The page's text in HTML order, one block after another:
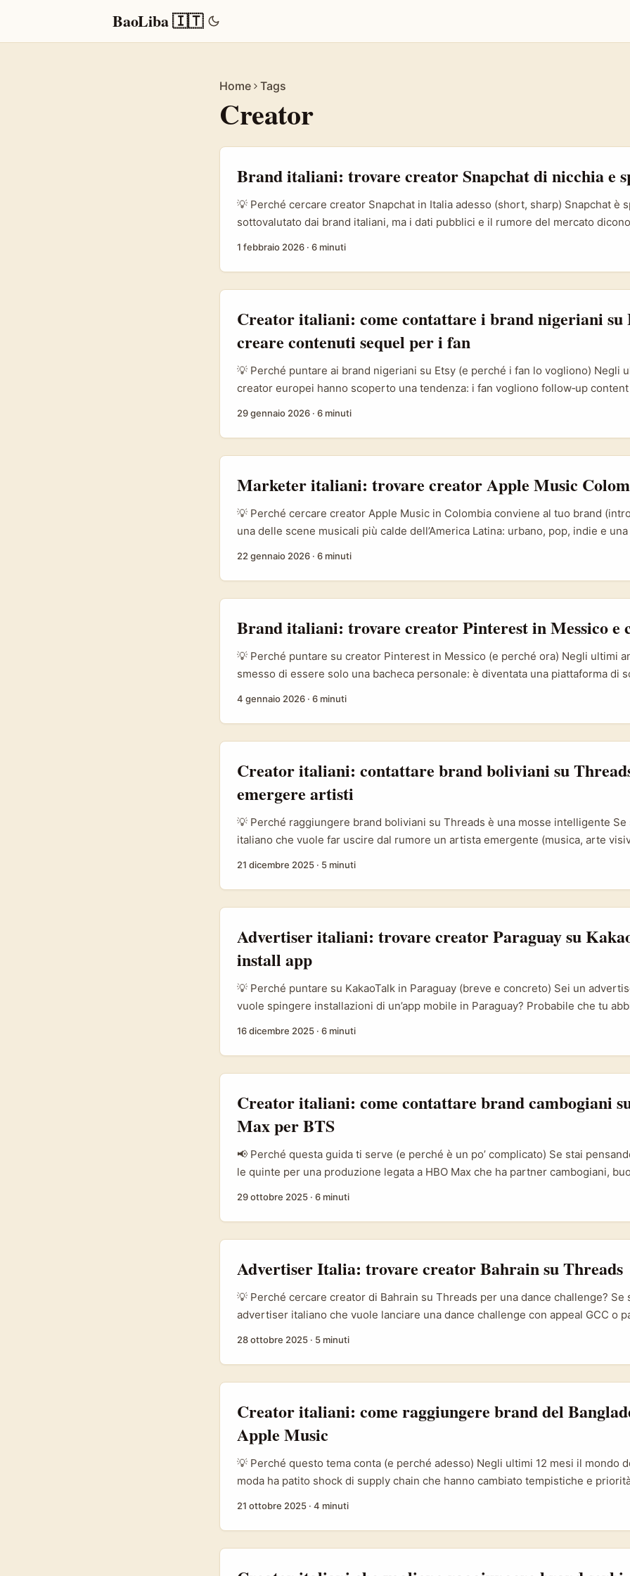
BaoLiba 🇮🇹
Home Tags
Creator
Brand italiani: trovare creator Snapchat di nicchia e
💡 Perché cercare creator Snapchat in Italia adesso (short, sharp) Snapchat è
sottovalutato dai brand italiani, ma i dati pubblici e il rumore del mercato
raggiungere micro‑community verticali — gamer under 25, appassionati di
quartiere, micro‑collezionisti di moda indie — Snapchat può essere la “nuova
1 febbraio 2026 · 6 minuti
Creator italiani: come contattare i brand nigeriani su
creare contenuti sequel per i fan
💡 Perché puntare ai brand nigeriani su Etsy (e perché i fan lo vogliono) Negli
creator europei hanno scoperto una tendenza: i fan vogliono follow‑up
ha un ecosistema di moda di lusso che non è fatto solo di designer: ci sono
che importano, selezionano e presentano brand internazionali e locali in
prodotto «esperienza». Un esempio recente è The Regalio, aperto nel 2023 a
Celine, Jimmy Choo ecc.) focalizzata su abiti da sera e accessori. Questo tipo
porta d’accesso perfetta per creator che vogliono creare contenuti sequel —
backstage, mini‑doc sulla cura del prodotto — con una storia internazionale
29 gennaio 2026 · 6 minuti
Marketer italiani: trovare creator Apple Music
💡 Perché cercare creator Apple Music in Colombia conviene al tuo brand
una delle scene musicali più calde dell’America Latina: urbano, pop, indie e
sei un brand italiano che vuole entrare in mercati latini o sfruttare trend
campagne globali, trovare i creator giusti in Colombia può dare credibilità
organica e contenuti premium. ...
22 gennaio 2026 · 6 minuti
Brand italiani: trovare creator Pinterest in Messico e
💡 Perché puntare su creator Pinterest in Messico (e perché ora) Negli ultimi
smesso di essere solo una bacheca personale: è diventata una piattaforma di
intenzionale e con alta propensione al ritorno sui pin. Questo fenomeno è
ufficiali della piattaforma e confermato da manager del settore: il tempo di
Pinterest può superare quello di altre app, trasformando l’ispirazione in
collegato ispirazione e prenotazione). ...
4 gennaio 2026 · 6 minuti
Creator italiani: contattare brand boliviani su
emergere artisti
💡 Perché raggiungere brand boliviani su Threads è una mosse intelligente
italiano che vuole far uscire dal rumore un artista emergente (musica, arte
formato conversazionale e la visibilità organica di Threads rende possibile
rapidi senza filtri aziendali pesanti. ...
21 dicembre 2025 · 5 minuti
Advertiser italiani: trovare creator Paraguay su
install app
💡 Perché puntare su KakaoTalk in Paraguay (breve e concreto) Sei un
vuole spingere installazioni di un’app mobile in Paraguay? Probabile che tu
on‑device), trasformando l’app da semplice messenger a una piattaforma dove
raccomandazioni contestuali e le notifiche proattive possono aumentare la
16 dicembre 2025 · 6 minuti
Creator italiani: come contattare brand cambogiani
Max per BTS
📢 Perché questa guida ti serve (e perché è un po’ complicato) Se stai
le quinte per una produzione legata a HBO Max che ha partner cambogiani,
produzioni hanno livelli multipli di approvazione e la lingua + fuso orario
e negoziazioni. ...
29 ottobre 2025 · 6 minuti
Advertiser Italia: trovare creator Bahrain su Threads
💡 Perché cercare creator di Bahrain su Threads per una dance challenge? Se
advertiser italiano che vuole lanciare una dance challenge con appeal GCC o
con la sua integrazione conversazionale e il formato video breve, è il posto
coreografie virali che poi scalano su Instagram e TikTok. ...
28 ottobre 2025 · 5 minuti
Creator italiani: come raggiungere brand del
Apple Music
💡 Perché questo tema conta (e perché adesso) Negli ultimi 12 mesi il mondo
moda ha patito shock di supply chain che hanno cambiato tempistiche e
sui pezzi low‑cost e sulle disponibilità stagionali (The Economic Times).
paradosso interessante per noi creator: i brand del Bangladesh — grandi
21 ottobre 2025 · 4 minuti